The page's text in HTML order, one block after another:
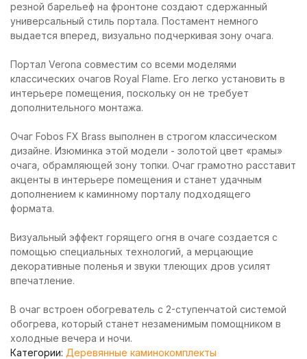
резной барельеф на фронтоне создают сдержанный
универсальный стиль портала. Постамент немного
выдается вперед, визуально подчеркивая зону очага.
Портал Verona совместим со всеми моделями
классических очагов Royal Flame. Его легко установить в
интерьере помещения, поскольку он не требует
дополнительного монтажа.
Очаг Fobos FX Brass выполнен в строгом классическом
дизайне. Изюминка этой модели - золотой цвет «рамы»
очага, обрамляющей зону топки. Очаг грамотно расставит
акценты в интерьере помещения и станет удачным
дополнением к каминному порталу подходящего
формата.
Визуальный эффект горящего огня в очаге создается с
помощью специальных технологий, а мерцающие
декоративные поленья и звуки тлеющих дров усилят
впечатление.
В очаг встроен обогреватель с 2-ступенчатой системой
обогрева, который станет незаменимым помощником в
холодные вечера и ночи.
Категории: Деревянные каминокомплекты